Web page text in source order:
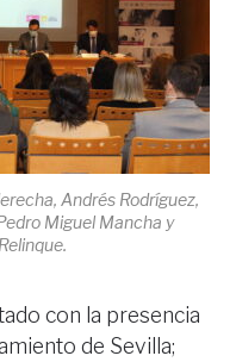
Andrés Rodríguez,
Miguel Mancha y
con la presencia
de Sevilla;